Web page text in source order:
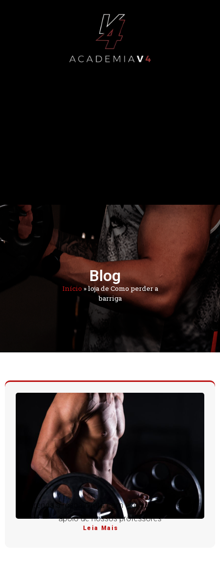
Blog
Início »loja de Como perder a
barriga
Aprenda a rosca direta com execução perfeita e
apoio de nossos professores
Leia Mais